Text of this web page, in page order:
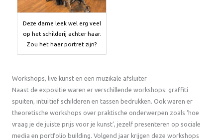
Deze dame leek wel erg veel
op het schilderij achter haar.
Zou het haar portret zijn?
Workshops, live kunst en een muzikale afsluiter
Naast de expositie waren er verschillende workshops: graffiti
spuiten, intuïtief schilderen en tassen bedrukken. Ook waren er
theoretische workshops over praktische onderwerpen zoals ‘hoe
vraag je de juiste prijs voor je kunst’, jezelf presenteren op sociale
media en portfolio building. Volgend jaar krijgen deze workshops